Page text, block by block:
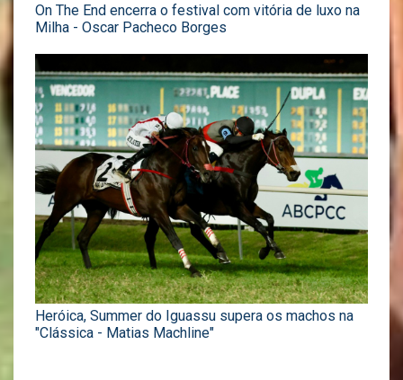
On The End encerra o festival com vitória de luxo na
Milha - Oscar Pacheco Borges
Heróica, Summer do Iguassu supera os machos na
"Clássica - Matias Machline"